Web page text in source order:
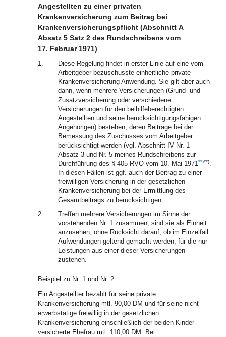
Angestellten zu einer privaten
Krankenversicherung zum Beitrag bei
Krankenversicherungspflicht (Abschnitt A
Absatz 5 Satz 2 des Rundschreibens vom
17. Februar 1971)
1.
Diese Regelung findet in erster Linie auf eine vom
Arbeitgeber bezuschusste einheitliche private
Krankenversicherung Anwendung. Sie gilt aber auch
dann, wenn mehrere Versicherungen (Grund- und
Zusatzversicherung oder verschiedene
Versicherungen für den beihilfeberechtigten
Angestellten und seine berücksichtigungsfähigen
Angehörigen) bestehen, deren Beiträge bei der
Bemessung des Zuschusses vom Arbeitgeber
berücksichtigt werden (vgl. Abschnitt IV Nr. 1
Absatz 3 und Nr. 5 meines Rundschreibens zur
Durchführung des § 405 RVO vom 10. Mai 1971**)**).
In diesen Fällen ist ggf. auch der Beitrag zu einer
freiwilligen Versicherung in der gesetzlichen
Krankenversicherung bei der Ermittlung des
Gesamtbeitrags zu berücksichtigen.
2.
Treffen mehrere Versicherungen im Sinne der
vorstehenden Nr. 1 zusammen, sind sie als Einheit
anzusehen, ohne Rücksicht darauf, ob im Einzelfall
Aufwendungen geltend gemacht werden, für die nur
Leistungen aus einer dieser Versicherungen
zustehen.
Beispiel zu Nr. 1 und Nr. 2:
Ein Angestellter bezahlt für seine private
Krankenversicherung mtl. 90,00 DM und für seine nicht
erwerbstätige freiwillig in der gesetzlichen
Krankenversicherung einschließlich der beiden Kinder
versicherte Ehefrau mtl. 110,00 DM. Bei